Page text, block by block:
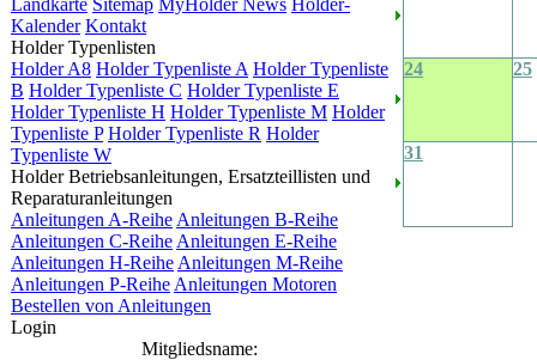
Landkarte Sitemap MyHolder News Holder-
Kalender Kontakt
Holder Typenlisten
Holder A8 Holder Typenliste A Holder Typenliste
B Holder Typenliste C Holder Typenliste E
Holder Typenliste H Holder Typenliste M Holder
Typenliste P Holder Typenliste R Holder
Typenliste W
Holder Betriebsanleitungen, Ersatzteillisten und
Reparaturanleitungen
Anleitungen A-Reihe Anleitungen B-Reihe
Anleitungen C-Reihe Anleitungen E-Reihe
Anleitungen H-Reihe Anleitungen M-Reihe
Anleitungen P-Reihe Anleitungen Motoren
Bestellen von Anleitungen
Login
Mitgliedsname:
24 25
31